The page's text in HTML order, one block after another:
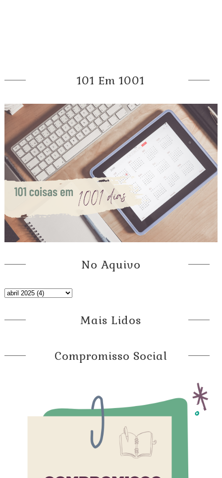
101 Em 1001
No Aquivo
Mais Lidos
Compromisso Social